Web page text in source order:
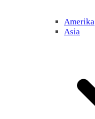
Amerika
Asia